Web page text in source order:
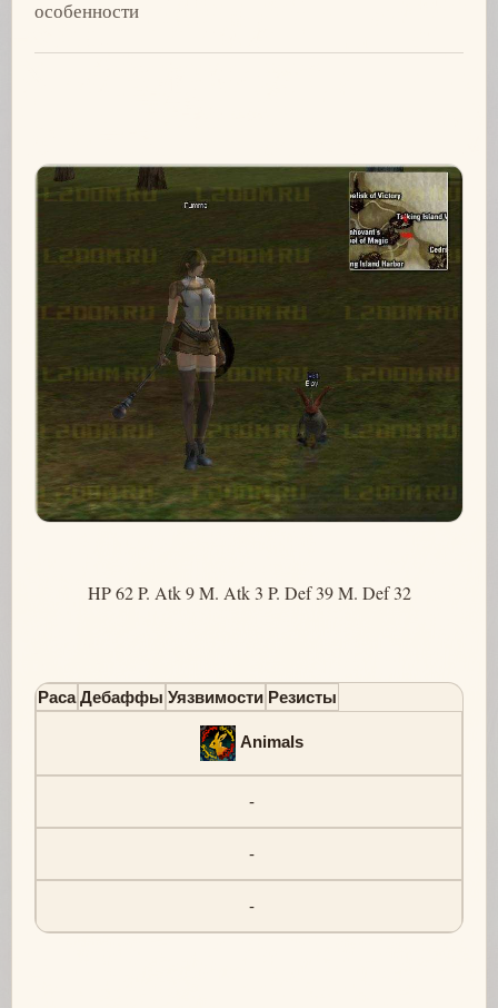
особенности
HP 62 P. Atk 9 M. Atk 3 P. Def 39 M. Def 32
Раса Дебаффы Уязвимости Резисты
Animals
-
-
-